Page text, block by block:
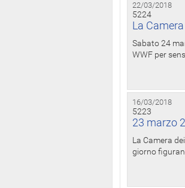
22/03/2018
5224
La
Sabato 24
WWF per
16/03/2018
5223
23 marzo
La Camera
giorno